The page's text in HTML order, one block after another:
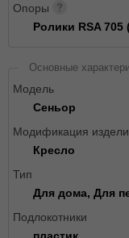
Опоры
Ролики RSA 705
Основные
Модель
Сеньор
Модификация
Кресло
Тип
Для дома, Для
Подлокотники